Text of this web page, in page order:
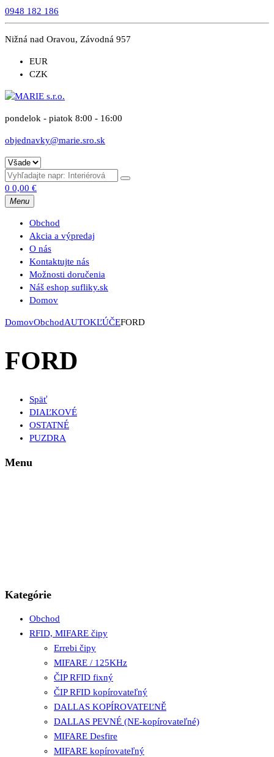
0948 182 186
Nižná nad Oravou, Závodná 957
EUR
CZK
pondelok - piatok 8:00 - 16:00
objednavky@marie.sro.sk
0 0,00 €
Menu
Obchod
Akcia a výpredaj
O nás
Kontaktujte nás
Možnosti doručenia
Náš eshop sufliky.sk
Domov
DomovObchodAUTOKĽÚČEFORD
FORD
Späť
DIAĽKOVÉ
OSTATNÉ
PUZDRA
Menu
Kategórie
Obchod
RFID, MIFARE čipy
Errebi čipy
MIFARE / 125KHz
ČIP RFID fixný
ČIP RFID kopírovateľný
DALLAS KOPÍROVATEĽNĚ
DALLAS PEVNÉ (NE-kopírovateľné)
MIFARE Desfire
MIFARE kopírovateľný